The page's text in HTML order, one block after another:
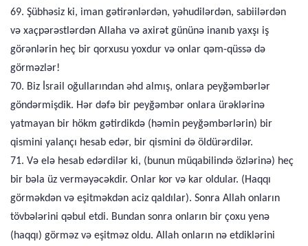
69. Şübhəsiz ki, iman gətirənlərdən, yəhudilərdən, sabiilərdən
və xaçpərəstlərdən Allaha və axirət gününə inanıb yaxşı iş
görənlərin heç bir qorxusu yoxdur və onlar qəm-qüssə də
görməzlər!
70. Biz İsrail oğullarından əhd almış, onlara peyğəmbərlər
göndərmişdik. Hər dəfə bir peyğəmbər onlara ürəklərinə
yatmayan bir hökm gətirdikdə (həmin peyğəmbərlərin) bir
qismini yalançı hesab edər, bir qismini də öldürərdilər.
71. Və elə hesab edərdilər ki, (bunun müqabilində özlərinə) heç
bir bəla üz verməyəcəkdir. Onlar kor və kar oldular. (Haqqı
görməkdən və eşitməkdən aciz qaldılar). Sonra Allah onların
tövbələrini qəbul etdi. Bundan sonra onların bir çoxu yenə
(haqqı) görməz və eşitməz oldu. Allah onların nə etdiklərini